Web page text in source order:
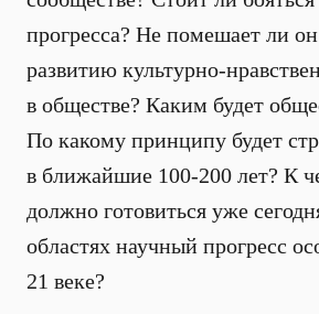
прогресса? Не помешает ли
развитию культурно-
в обществе? Каким будет
По какому принципу будет
в ближайшие 100-200 лет? К
должно готовиться уже
областях научный прогресс
21 веке?